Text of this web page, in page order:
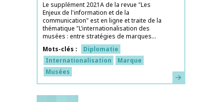
Le supplément 2021A de la revue "Les
Enjeux de l'information et de la
communication" est en ligne et traite de la
thématique "L’internationalisation des
musées : entre stratégies de marques...
Mots-clés
Diplomatie
Internationalisation
Marque
Musées
En savoir plus